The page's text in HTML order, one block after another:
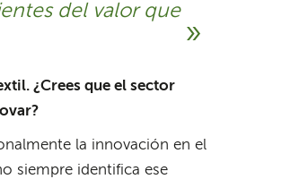
del valor que
¿Crees que el sector
la innovación en el
siempre identifica ese